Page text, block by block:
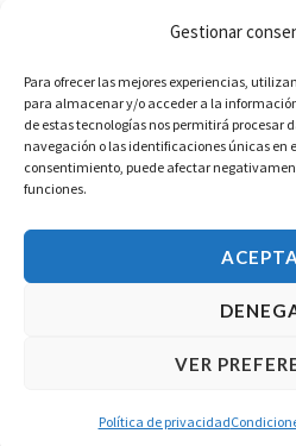
Gestionar
Para ofrecer las mejores experiencias,
para almacenar y/o acceder a la
de estas tecnologías nos permitirá procesar
navegación o las identificaciones únicas en
consentimiento, puede afectar
funciones.
VER
Política de privacidad
Métodos
Detalles de
Contraseña